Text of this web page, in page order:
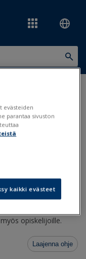
viimeksi: 10.5.2019
muutoksista
opiskelijoille.
Laajenna ohje
evästeiden
parantaa sivuston
kaikki evästeet